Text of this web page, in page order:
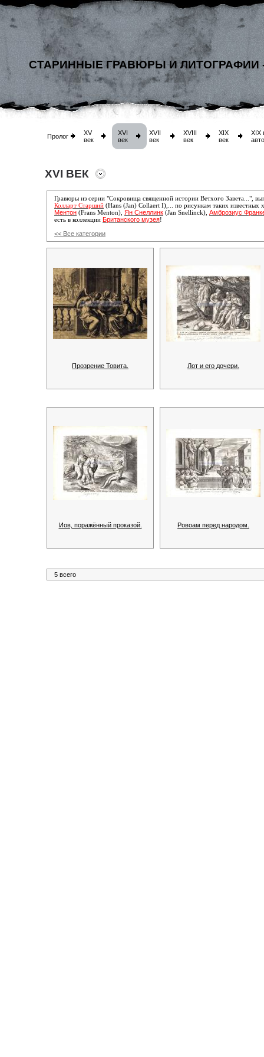
СТАРИННЫЕ ГРАВЮРЫ И ЛИТОГРАФИИ
Пролог
XV
век
XVI
век
XVII
век
XVIII
век
XIX
век
XIX
XVI ВЕК
Гравюры из серии "Сокровища священной истории Ветхого Завета...",
Колларт Старший (Hans (Jan) Collaert I),... по рисункам таких известных
Ментон (Frans Menton), Ян Снеллинк (Jan Snellinck), Амброзиус
есть в коллекции Британского музея!
<< Все категории
Прозрение Товита. Лот и его дочери.
Иов, поражённый проказой. Ровоам перед народом.
5 всего